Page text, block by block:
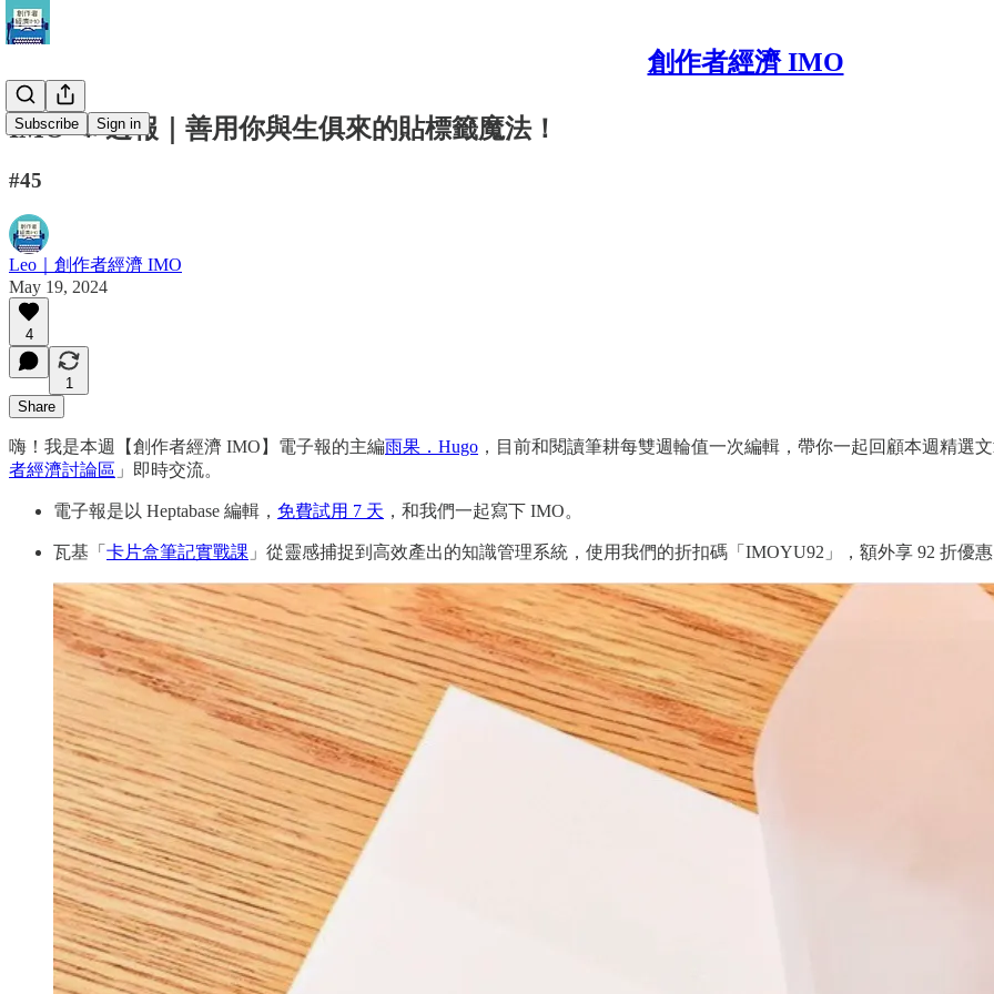
創作者經濟 IMO
Subscribe Sign in
IMO 📣 週報｜善用你與生俱來的貼標籤魔法！
#45
Leo｜創作者經濟 IMO
May 19, 2024
4
1
Share
嗨！我是本週【創作者經濟 IMO】電子報的主編雨果．Hugo ，目前和閱讀筆耕每雙週輪值一次編輯，帶你一起回顧本週精選
者經濟討論區 」即時交流。
電子報是以 Heptabase 編輯， 免費試用 7 天 ，和我們一起寫下 IMO。
瓦基「 卡片盒筆記實戰課 」從靈感捕捉到高效產出的知識管理系統，使用我們的折扣碼「IMOYU92」，額外享 92 折優